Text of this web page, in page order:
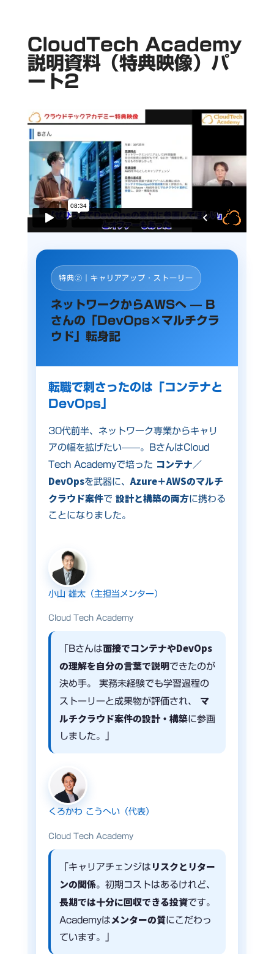
CloudTech Academy
説明資料（特典映像）パ
ート2
特典②｜キャリアアップ・ストーリー
ネットワークからAWSへ — B
さんの「DevOps×マルチクラ
ウド」転身記
転職で刺さったのは「コンテナと
DevOps」
30代前半、ネットワーク専業からキャリ
アの幅を拡げたい——。BさんはCloud
Tech Academyで培った コンテナ／
DevOpsを武器に、 Azure＋AWSのマルチ
クラウド案件で 設計と構築の両方に携わる
ことになりました。
小山 雄太（主担当メンター）
Cloud Tech Academy
「Bさんは面接でコンテナやDevOps
の理解を自分の言葉で説明できたのが
決め手。 実務未経験でも学習過程の
ストーリーと成果物が評価され、 マ
ルチクラウド案件の設計・構築に参画
しました。」
くろかわ こうへい（代表）
Cloud Tech Academy
「キャリアチェンジは リスクとリター
ンの関係。初期コストはあるけれど、
長期では十分に回収できる投資です。
Academyは メンターの質にこだわっ
ています。」